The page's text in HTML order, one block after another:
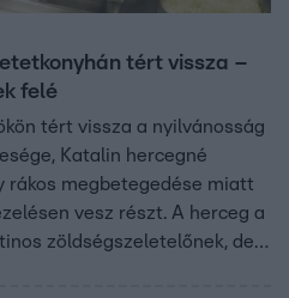
tért vissza –
felé
tért vissza a nyilvánosság
Katalin hercegné
rákos megbetegedése miatt
vesz részt. A herceg a
zöldségszeletelőnek, de